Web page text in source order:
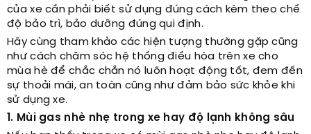
của xe cần phải biết sử dụng đúng cách kèm theo chế
độ bảo trì, bảo dưỡng đúng qui định.
Hãy cùng tham khảo các hiện tượng thường gặp cũng
như cách chăm sóc hệ thống điều hòa trên xe cho
mùa hè để chắc chắn nó luôn hoạt động tốt, đem đến
sự thoải mái, an toàn cũng như đảm bảo sức khỏe khi
sử dụng xe.
1. Mùi gas nhè nhẹ trong xe hay độ lạnh không sâu